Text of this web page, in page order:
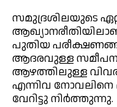
സമുദ്രശിലയുടെ
പുതിയ
ആദരവുള്ള
ആഴത്തിലുള്ള
എന്നിവ നോവലിനെ
വേറിട്ടു നിർത്തുന്നു.